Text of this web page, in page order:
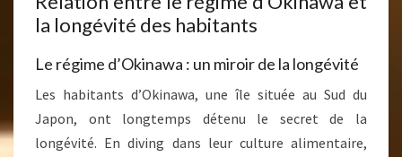
la longévité des habitants
Le régime d’Okinawa : un miroir de la longévité
Les habitants d’Okinawa, une île située au Sud du
Japon, ont longtemps détenu le secret de la
longévité. En diving dans leur culture alimentaire,